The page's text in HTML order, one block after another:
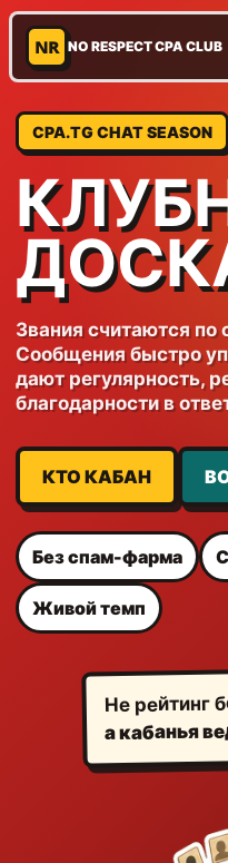
NR NO RESPECT CPA CLUB
CPA.TG CHAT SEASON
Звания считаются
Сообщения быстро
дают регулярность,
благодарности в
КТО КАБАН
Без спам-фарма
Живой темп
Не рейтинг
а кабанья